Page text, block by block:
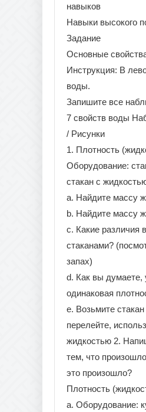
навыков
Навыки высокого
Задание
Основные
Инструкция: В
воды.
Запишите все
7 свойств воды
/ Рисунки
1. Плотность
Оборудование:
стакан с
a. Найдите массу
b. Найдите массу
c. Какие различия
стаканами?
запах)
d. Как вы думаете,
одинаковая
e. Возьмите
перелейте,
жидкостью 2.
тем, что
это произошло?
Плотность
a. Оборудование: